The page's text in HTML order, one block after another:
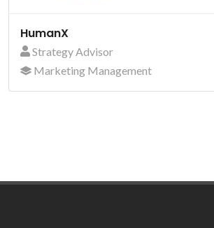
HumanX
Strategy Advisor
Marketing Management